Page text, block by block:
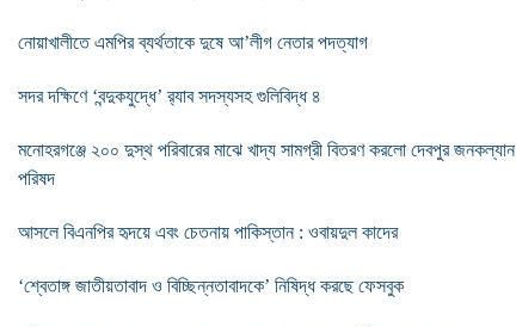
নোয়াখালীতে এমপির ব্যর্থতাকে দুষে আ’লীগ নেতার পদত্যাগ
সদর দক্ষিণে ‘বন্দুকযুদ্ধে’ র‌্যাব সদস্যসহ গুলিবিদ্ধ ৪
মনোহরগঞ্জে ২০০ দুস্থ পরিবারের মাঝে খাদ্য সামগ্রী বিতরণ করলো দেবপুর জনকল্যান
পরিষদ
আসলে বিএনপির হৃদয়ে এবং চেতনায় পাকিস্তান : ওবায়দুল কাদের
‘শ্বেতাঙ্গ জাতীয়তাবাদ ও বিচ্ছিন্নতাবাদকে’ নিষিদ্ধ করছে ফেসবুক